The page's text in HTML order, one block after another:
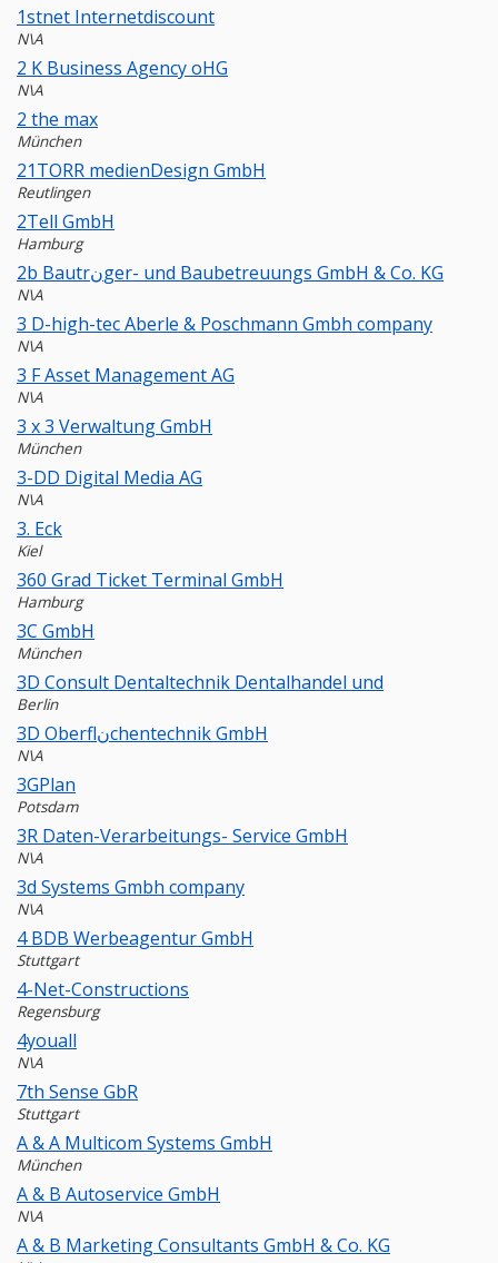
1stnet Internetdiscount
N\A
2 K Business Agency oHG
N\A
2 the max
München
21TORR medienDesign GmbH
Reutlingen
2Tell GmbH
Hamburg
2b Bautrنger- und Baubetreuungs GmbH & Co. KG
N\A
3 D-high-tec Aberle & Poschmann Gmbh company
N\A
3 F Asset Management AG
N\A
3 x 3 Verwaltung GmbH
München
3-DD Digital Media AG
N\A
3. Eck
Kiel
360 Grad Ticket Terminal GmbH
Hamburg
3C GmbH
München
3D Consult Dentaltechnik Dentalhandel und
Berlin
3D Oberflنchentechnik GmbH
N\A
3GPlan
Potsdam
3R Daten-Verarbeitungs- Service GmbH
N\A
3d Systems Gmbh company
N\A
4 BDB Werbeagentur GmbH
Stuttgart
4-Net-Constructions
Regensburg
4youall
N\A
7th Sense GbR
Stuttgart
A & A Multicom Systems GmbH
München
A & B Autoservice GmbH
N\A
A & B Marketing Consultants GmbH & Co. KG